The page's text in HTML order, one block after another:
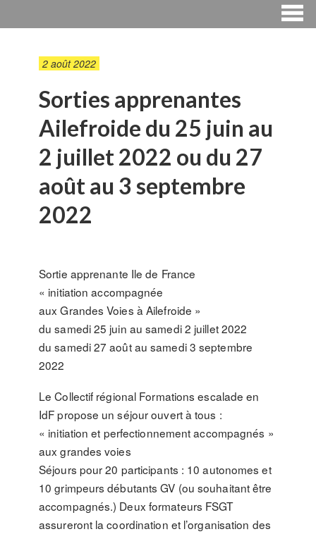
2 août 2022
Sorties apprenantes
Ailefroide du 25 juin au
2 juillet 2022 ou du 27
août au 3 septembre
2022
Sortie apprenante Ile de France
« initiation accompagnée
aux Grandes Voies à Ailefroide »
du samedi 25 juin au samedi 2 juillet 2022
du samedi 27 août au samedi 3 septembre
2022
Le Collectif régional Formations escalade en
IdF propose un séjour ouvert à tous :
« initiation et perfectionnement accompagnés »
aux grandes voies
Séjours pour 20 participants : 10 autonomes et
10 grimpeurs débutants GV (ou souhaitant être
accompagnés.) Deux formateurs FSGT
assureront la coordination et l’organisation des